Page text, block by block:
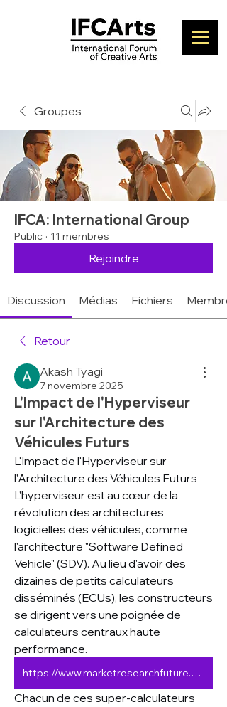
Groupes
IFCA: International Group
Public · 11 membres
Rejoindre
Discussion Médias Fichiers
Retour
Akash Tyagi
7 novembre 2025
L'Impact de l'Hyperviseur
sur l'Architecture des
Véhicules Futurs
L'Impact de l'Hyperviseur sur
l'Architecture des Véhicules Futurs
L'hyperviseur est au cœur de la
révolution des architectures
logicielles des véhicules, comme
l'architecture "Software Defined
Vehicle" (SDV). Au lieu d'avoir des
dizaines de petits calculateurs
disséminés (ECUs), les constructeurs
se dirigent vers une poignée de
calculateurs centraux haute
performance.
https://www.marketresearchfuture.com/reports/automotive-hypervisor-market-9726
Chacun de ces super-calculateurs